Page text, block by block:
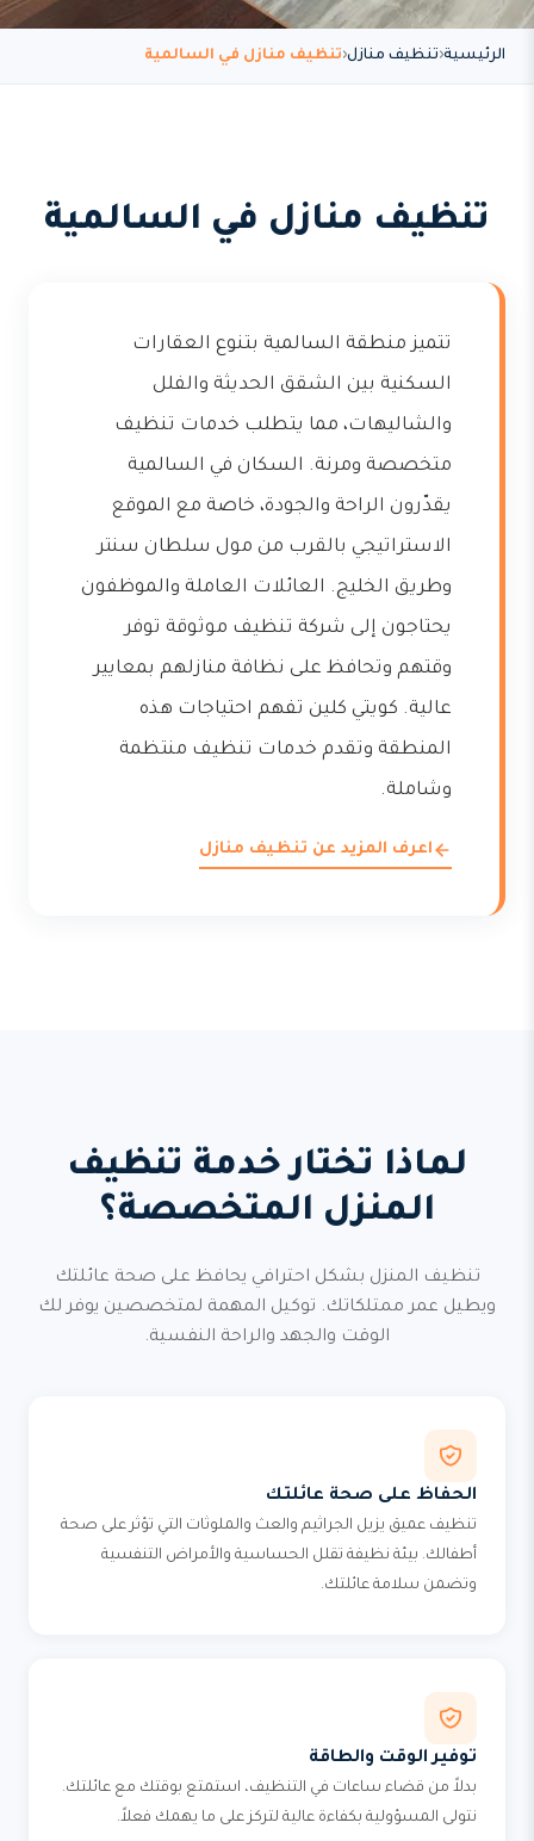
الرئيسية تنظيف منازل تنظيف منازل في السالمية
تنظيف منازل في السالمية
تتميز منطقة السالمية بتنوع العقارات
السكنية بين الشقق الحديثة والفلل
والشاليهات، مما يتطلب خدمات تنظيف
متخصصة ومرنة. السكان في السالمية
يقدّرون الراحة والجودة، خاصة مع الموقع
الاستراتيجي بالقرب من مول سلطان سنتر
وطريق الخليج. العائلات العاملة والموظفون
يحتاجون إلى شركة تنظيف موثوقة توفر
وقتهم وتحافظ على نظافة منازلهم بمعايير
عالية. كويتي كلين تفهم احتياجات هذه
المنطقة وتقدم خدمات تنظيف منتظمة
وشاملة.
اعرف المزيد عن تنظيف منازل
لماذا تختار خدمة تنظيف
المنزل المتخصصة؟
تنظيف المنزل بشكل احترافي يحافظ على صحة عائلتك
ويطيل عمر ممتلكاتك. توكيل المهمة لمتخصصين يوفر لك
الوقت والجهد والراحة النفسية.
الحفاظ على صحة عائلتك
تنظيف عميق يزيل الجراثيم والعث والملوثات التي تؤثر على صحة
أطفالك. بيئة نظيفة تقلل الحساسية والأمراض التنفسية
وتضمن سلامة عائلتك.
توفير الوقت والطاقة
بدلاً من قضاء ساعات في التنظيف، استمتع بوقتك مع عائلتك.
نتولى المسؤولية بكفاءة عالية لتركز على ما يهمك فعلاً.